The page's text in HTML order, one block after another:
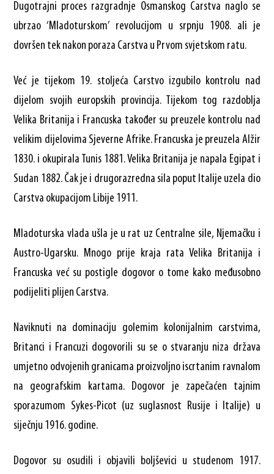
Dugotrajni proces razgradnje Osmanskog Carstva naglo se
ubrzao ‘Mladoturskom’ revolucijom u srpnju 1908. ali je
dovršen tek nakon poraza Carstva u Prvom svjetskom ratu.
Već je tijekom 19. stoljeća Carstvo izgubilo kontrolu nad
dijelom svojih europskih provincija. Tijekom tog razdoblja
Velika Britanija i Francuska također su preuzele kontrolu nad
velikim dijelovima Sjeverne Afrike. Francuska je preuzela Alžir
1830. i okupirala Tunis 1881. Velika Britanija je napala Egipat i
Sudan 1882. Čak je i drugorazredna sila poput Italije uzela dio
Carstva okupacijom Libije 1911.
Mladoturska vlada ušla je u rat uz Centralne sile, Njemačku i
Austro-Ugarsku. Mnogo prije kraja rata Velika Britanija i
Francuska već su postigle dogovor o tome kako međusobno
podijeliti plijen Carstva.
Naviknuti na dominaciju golemim kolonijalnim carstvima,
Britanci i Francuzi dogovorili su se o stvaranju niza država
umjetno odvojenih granicama proizvoljno iscrtanim ravnalom
na geografskim kartama. Dogovor je zapečaćen tajnim
sporazumom Sykes-Picot (uz suglasnost Rusije i Italije) u
siječnju 1916. godine.
Dogovor su osudili i objavili boljševici u studenom 1917.